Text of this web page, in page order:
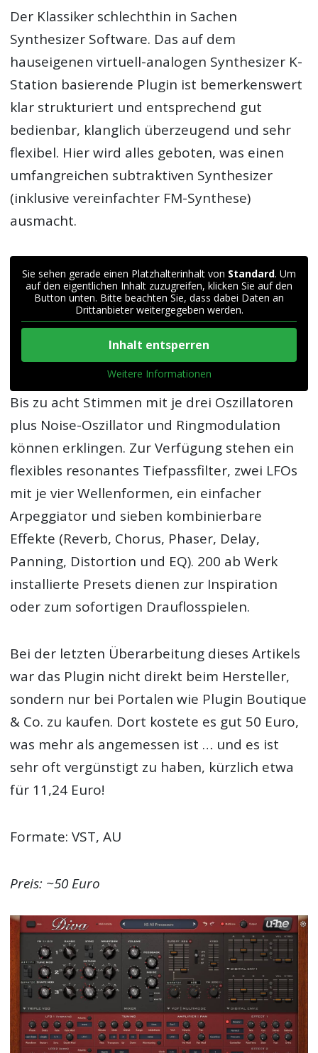
Der Klassiker schlechthin in Sachen
Synthesizer Software. Das auf dem
hauseigenen virtuell-analogen Synthesizer K-
Station basierende Plugin ist bemerkenswert
klar strukturiert und entsprechend gut
bedienbar, klanglich überzeugend und sehr
flexibel. Hier wird alles geboten, was einen
umfangreichen subtraktiven Synthesizer
(inklusive vereinfachter FM-Synthese)
ausmacht.
Sie sehen gerade einen Platzhalterinhalt von Standard. Um
auf den eigentlichen Inhalt zuzugreifen, klicken Sie auf den
Button unten. Bitte beachten Sie, dass dabei Daten an
Drittanbieter weitergegeben werden.
Inhalt entsperren
Weitere Informationen
Bis zu acht Stimmen mit je drei Oszillatoren
plus Noise-Oszillator und Ringmodulation
können erklingen. Zur Verfügung stehen ein
flexibles resonantes Tiefpassfilter, zwei LFOs
mit je vier Wellenformen, ein einfacher
Arpeggiator und sieben kombinierbare
Effekte (Reverb, Chorus, Phaser, Delay,
Panning, Distortion und EQ). 200 ab Werk
installierte Presets dienen zur Inspiration
oder zum sofortigen Drauflosspielen.
Bei der letzten Überarbeitung dieses Artikels
war das Plugin nicht direkt beim Hersteller,
sondern nur bei Portalen wie Plugin Boutique
& Co. zu kaufen. Dort kostete es gut 50 Euro,
was mehr als angemessen ist … und es ist
sehr oft vergünstigt zu haben, kürzlich etwa
für 11,24 Euro!
Formate: VST, AU
Preis: ~50 Euro